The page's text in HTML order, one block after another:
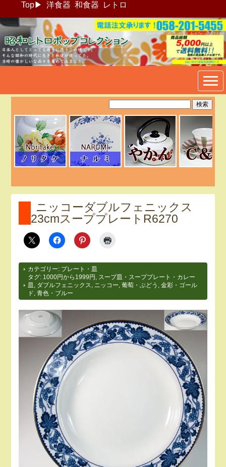
Top▶ 洋食器 和食器 レトロ
昭和レトロポップ食器生活雑
貨通販＠フリマート
ニッコーダブルフェニックス
23cmスーププレートR6270
カテゴリー: プレート・皿
タグ: 1000円から1999円
スープ皿・スーププレート・カレー
皿
ダブルフェニックス ニッコー ,葡萄・ぶどう ,金彩・ゴール
ド ,青色・ブルー